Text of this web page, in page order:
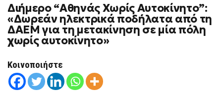
ΔΙΉΜΕΡΟ
“ΑΘΗΝΆΣ
ΧΩΡΊΣ
ΑΥΤΟΚΊΝΗΤΟ”:
«ΔΩΡΕΆΝ
Διήμερο “Αθηνάς Χωρίς Αυτοκίνητο”:
«Δωρεάν ηλεκτρικά ποδήλατα από τη
ΔΑΕΜ για τη μετακίνηση σε μία πόλη
χωρίς αυτοκίνητο»
Κοινοποιήστε